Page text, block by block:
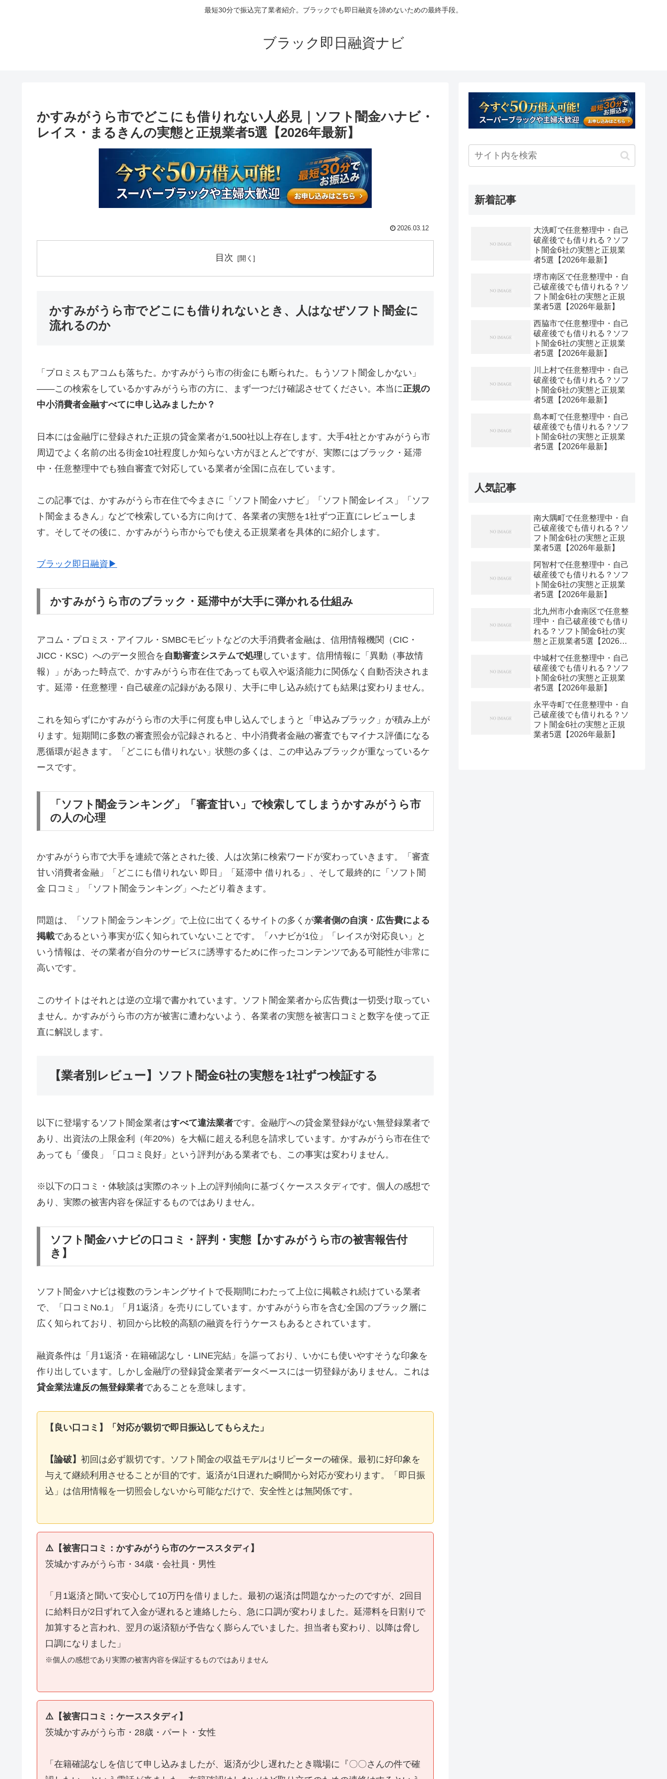
最短30分で振込完了業者紹介。ブラックでも即日融資を諦めないための最終手段。
ブラック即日融資ナビ
かすみがうら市でどこにも借りれない人必見｜ソフト闇金ハナビ・
レイス・まるきんの実態と正規業者5選【2026年最新】
2026.03.12
目次
かすみがうら市でどこにも借りれないとき、人はなぜソフト闇金に
流れるのか
「プロミスもアコムも落ちた。かすみがうら市の街金にも断られた。もうソフト闇金しかない」
——この検索をしているかすみがうら市の方に、まず一つだけ確認させてください。本当に正規の
中小消費者金融すべてに申し込みましたか？
日本には金融庁に登録された正規の貸金業者が1,500社以上存在します。大手4社とかすみがうら市
周辺でよく名前の出る街金10社程度しか知らない方がほとんどですが、実際にはブラック・延滞
中・任意整理中でも独自審査で対応している業者が全国に点在しています。
この記事では、かすみがうら市在住で今まさに「ソフト闇金ハナビ」「ソフト闇金レイス」「ソフ
ト闇金まるきん」などで検索している方に向けて、各業者の実態を1社ずつ正直にレビューしま
す。そしてその後に、かすみがうら市からでも使える正規業者を具体的に紹介します。
ブラック即日融資▶
かすみがうら市のブラック・延滞中が大手に弾かれる仕組み
アコム・プロミス・アイフル・SMBCモビットなどの大手消費者金融は、信用情報機関（CIC・
JICC・KSC）へのデータ照合を 自動審査システムで処理 しています。信用情報に「異動（事故情
報）」があった時点で、かすみがうら市在住であっても収入や返済能力に関係なく自動否決されま
す。延滞・任意整理・自己破産の記録がある限り、大手に申し込み続けても結果は変わりません。
これを知らずにかすみがうら市の大手に何度も申し込んでしまうと「申込みブラック」が積み上が
ります。短期間に多数の審査照会が記録されると、中小消費者金融の審査でもマイナス評価になる
悪循環が起きます。「どこにも借りれない」状態の多くは、この申込みブラックが重なっているケ
ースです。
「ソフト闇金ランキング」「審査甘い」で検索してしまうかすみがうら市
の人の心理
かすみがうら市で大手を連続で落とされた後、人は次第に検索ワードが変わっていきます。「審査
甘い消費者金融」「どこにも借りれない 即日」「延滞中 借りれる」、そして最終的に「ソフト闇
金 口コミ」「ソフト闇金ランキング」へたどり着きます。
問題は、「ソフト闇金ランキング」で上位に出てくるサイトの多くが業者側の自演・広告費による
掲載であるという事実が広く知られていないことです。「ハナビが1位」「レイスが対応良い」と
いう情報は、その業者が自分のサービスに誘導するために作ったコンテンツである可能性が非常に
高いです。
このサイトはそれとは逆の立場で書かれています。ソフト闇金業者から広告費は一切受け取ってい
ません。かすみがうら市の方が被害に遭わないよう、各業者の実態を被害口コミと数字を使って正
直に解説します。
【業者別レビュー】ソフト闇金6社の実態を1社ずつ検証する
以下に登場するソフト闇金業者はすべて違法業者です。金融庁への貸金業登録がない無登録業者で
あり、出資法の上限金利（年20%）を大幅に超える利息を請求しています。かすみがうら市在住で
あっても「優良」「口コミ良好」という評判がある業者でも、この事実は変わりません。
※以下の口コミ・体験談は実際のネット上の評判傾向に基づくケーススタディです。個人の感想で
あり、実際の被害内容を保証するものではありません。
ソフト闇金ハナビの口コミ・評判・実態【かすみがうら市の被害報告付
き】
ソフト闇金ハナビは複数のランキングサイトで長期間にわたって上位に掲載され続けている業者
で、「口コミNo.1」「月1返済」を売りにしています。かすみがうら市を含む全国のブラック層に
広く知られており、初回から比較的高額の融資を行うケースもあるとされています。
融資条件は「月1返済・在籍確認なし・LINE完結」を謳っており、いかにも使いやすそうな印象を
作り出しています。しかし金融庁の登録貸金業者データベースには一切登録がありません。これは
貸金業法違反の無登録業者であることを意味します。
【良い口コミ】「対応が親切で即日振込してもらえた」
【論破】 初回は必ず親切です。ソフト闇金の収益モデルはリピーターの確保。最初に好印象を
与えて継続利用させることが目的です。返済が1日遅れた瞬間から対応が変わります。「即日振
込」は信用情報を一切照会しないから可能なだけで、安全性とは無関係です。
⚠️【被害口コミ：かすみがうら市のケーススタディ】
茨城かすみがうら市・34歳・会社員・男性
「月1返済と聞いて安心して10万円を借りました。最初の返済は問題なかったのですが、2回目
に給料日が2日ずれて入金が遅れると連絡したら、急に口調が変わりました。延滞料を日割りで
加算すると言われ、翌月の返済額が予告なく膨らんでいました。担当者も変わり、以降は脅し
口調になりました」
※個人の感想であり実際の被害内容を保証するものではありません
⚠️【被害口コミ：ケーススタディ】
茨城かすみがうら市・28歳・パート・女性
「在籍確認なしを信じて申し込みましたが、返済が少し遅れたとき職場に『〇〇さんの件で確
新着記事
大洗町で任意整理中・自己
破産後でも借りれる？ソフ
ト闇金6社の実態と正規業
者5選【2026年最新】
堺市南区で任意整理中・自
己破産後でも借りれる？ソ
フト闇金6社の実態と正規
業者5選【2026年最新】
西脇市で任意整理中・自己
破産後でも借りれる？ソフ
ト闇金6社の実態と正規業
者5選【2026年最新】
川上村で任意整理中・自己
破産後でも借りれる？ソフ
ト闇金6社の実態と正規業
者5選【2026年最新】
島本町で任意整理中・自己
破産後でも借りれる？ソフ
ト闇金6社の実態と正規業
者5選【2026年最新】
人気記事
南大隅町で任意整理中・自
己破産後でも借りれる？ソ
フト闇金6社の実態と正規
業者5選【2026年最新】
阿智村で任意整理中・自己
破産後でも借りれる？ソフ
ト闇金6社の実態と正規業
者5選【2026年最新】
北九州市小倉南区で任意整
理中・自己破産後でも借り
れる？ソフト闇金6社の実
態と正規業者5選【2026年
中城村で任意整理中・自己
破産後でも借りれる？ソフ
ト闇金6社の実態と正規業
者5選【2026年最新】
永平寺町で任意整理中・自
己破産後でも借りれる？ソ
フト闇金6社の実態と正規
業者5選【2026年最新】